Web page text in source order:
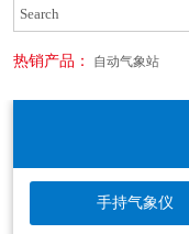
热销产品： 自动气象站
手持气象仪